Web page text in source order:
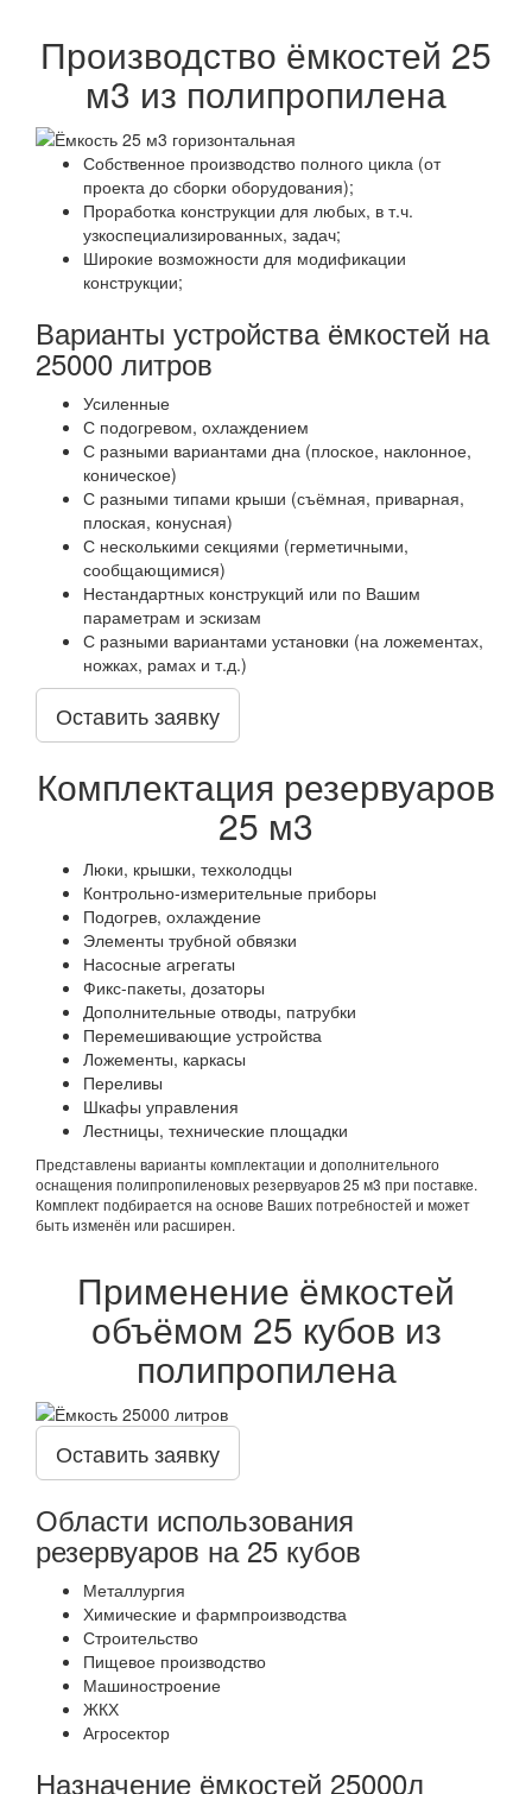
Производство ёмкостей 25
м3 из полипропилена
Собственное производство полного цикла (от
проекта до сборки оборудования);
Проработка конструкции для любых, в т.ч.
узкоспециализированных, задач;
Широкие возможности для модификации
конструкции;
Варианты устройства ёмкостей на
25000 литров
Усиленные
С подогревом, охлаждением
С разными вариантами дна (плоское, наклонное,
коническое)
С разными типами крыши (съёмная, приварная,
плоская, конусная)
С несколькими секциями (герметичными,
сообщающимися)
Нестандартных конструкций или по Вашим
параметрам и эскизам
С разными вариантами установки (на ложементах,
ножках, рамах и т.д.)
Оставить заявку
Комплектация резервуаров
25 м3
Люки, крышки, техколодцы
Контрольно-измерительные приборы
Подогрев, охлаждение
Элементы трубной обвязки
Насосные агрегаты
Фикс-пакеты, дозаторы
Дополнительные отводы, патрубки
Перемешивающие устройства
Ложементы, каркасы
Переливы
Шкафы управления
Лестницы, технические площадки
Представлены варианты комплектации и дополнительного
оснащения полипропиленовых резервуаров 25 м3 при поставке.
Комплект подбирается на основе Ваших потребностей и может
быть изменён или расширен.
Применение ёмкостей
объёмом 25 кубов из
полипропилена
Оставить заявку
Области использования
резервуаров на 25 кубов
Металлургия
Химические и фармпроизводства
Строительство
Пищевое производство
Машиностроение
ЖКХ
Агросектор
Назначение ёмкостей 25000л